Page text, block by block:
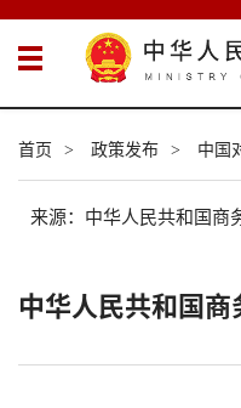
首页 > 政策发布 > 中国
来源：中华人民共和国商
中华人民共和国